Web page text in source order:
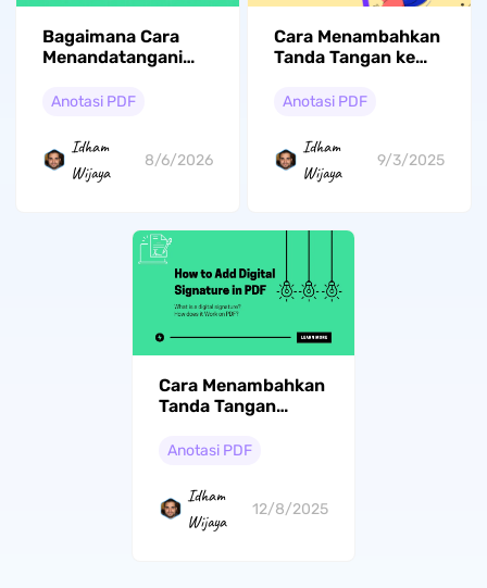
Bagaimana Cara
Menandatangani
(Cara 100% Gratis)
Anotasi PDF
Idham
Wijaya
8/6/2026
Cara Menambahkan
Tanda Tangan ke
Edge (Panduan
Anotasi PDF
Idham
Wijaya
9/3/2025
Cara Menambahkan
Tanda Tangan
Panduan Lengkap
UPDF
Anotasi PDF
Idham
Wijaya
12/8/2025